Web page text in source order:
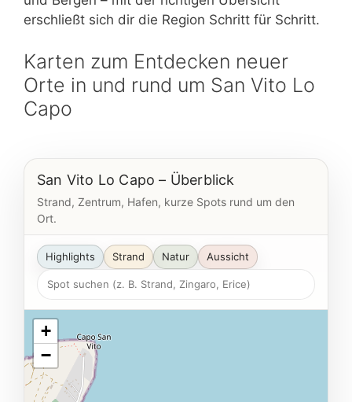
erschließt sich dir die Region Schritt für Schritt.
Karten zum Entdecken neuer
Orte in und rund um San Vito Lo
Capo
San Vito Lo Capo – Überblick
Strand, Zentrum, Hafen, kurze Spots rund um den
Ort.
Highlights Strand Natur Aussicht
+
−